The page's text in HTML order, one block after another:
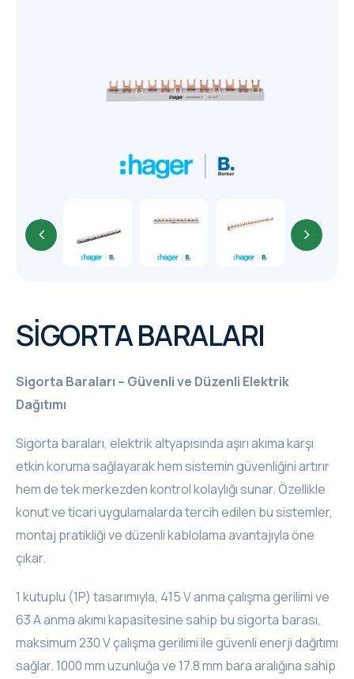
SİGORTA BARALARI
Sigorta Baraları – Güvenli ve Düzenli Elektrik
Dağıtımı
Sigorta baraları, elektrik altyapısında aşırı akıma karşı
etkin koruma sağlayarak hem sistemin güvenliğini artırır
hem de tek merkezden kontrol kolaylığı sunar. Özellikle
konut ve ticari uygulamalarda tercih edilen bu sistemler,
montaj pratikliği ve düzenli kablolama avantajıyla öne
çıkar.
1 kutuplu (1P) tasarımıyla, 415 V anma çalışma gerilimi ve
63 A anma akımı kapasitesine sahip bu sigorta barası,
maksimum 230 V çalışma gerilimi ile güvenli enerji dağıtımı
sağlar. 1000 mm uzunluğa ve 17.8 mm bara aralığına sahip